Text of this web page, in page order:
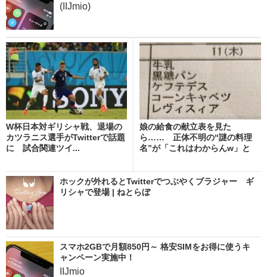
(IIJmio)
W杯日本対ギリシャ戦、退場の
カツラニス選手がTwitterで話題
に 試合関連ツイ...
娘の給食の献立表を見た
ら…… 正体不明の“謎の料理
名”が「これはわからんw」と
ホックが外れるとTwitterでつぶやくブラジャー ギ
リシャで登場 | ねとらぼ
スマホ2GBで月額850円～ 格安SIMをお得に使うキ
ャンペーン実施中！
IIJmio